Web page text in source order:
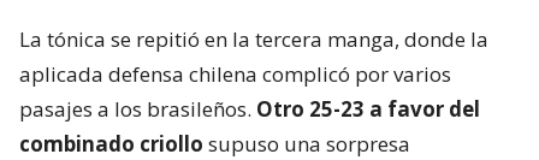
La tónica se repitió en la tercera manga, donde la
aplicada defensa chilena complicó por varios
pasajes a los brasileños. Otro 25-23 a favor del
combinado criollo supuso una sorpresa